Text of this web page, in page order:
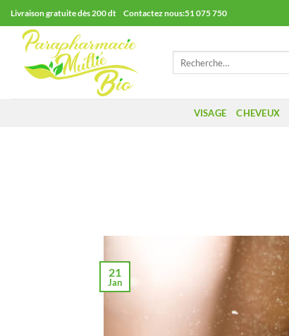
Passer
au
contenu
Livraison gratuite dès 200 dt Contactez nous:51 075 750
VISAGE CHEVEUX
21
Jan